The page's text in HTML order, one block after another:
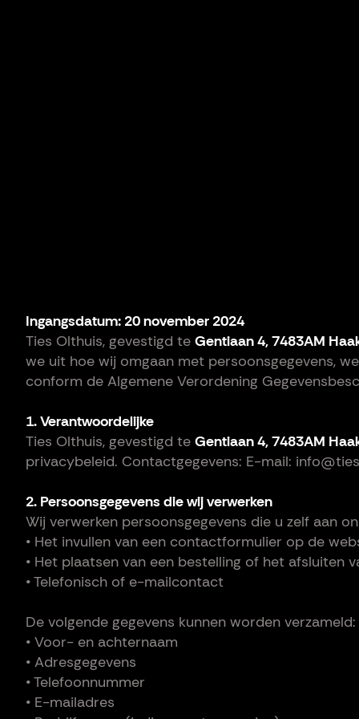
Ingangsdatum: 20 november 2024
Ties Olthuis, gevestigd te Gentiaan 4, 7483AM
we uit hoe wij omgaan met persoonsgegevens,
conform de Algemene Verordening
1. Verantwoordelijke
Ties Olthuis, gevestigd te Gentiaan 4, 7483AM
privacybeleid. Contactgegevens: E-mail:
2. Persoonsgegevens die wij verwerken
Wij verwerken persoonsgegevens die u zelf aan
• Het invullen van een contactformulier op de
• Het plaatsen van een bestelling of het afsluiten
• Telefonisch of e-mailcontact
De volgende gegevens kunnen worden verzameld:
• Voor- en achternaam
• Adresgegevens
• Telefoonnummer
• E-mailadres